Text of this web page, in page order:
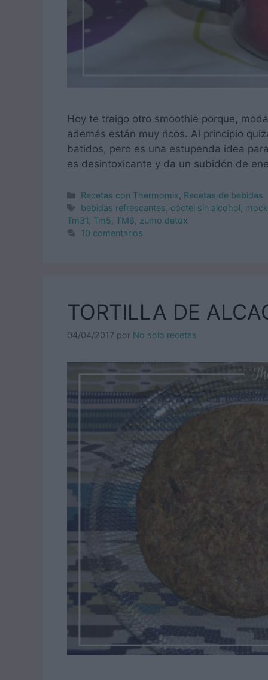
Hoy te traigo otro smoothie porque,
además están muy ricos. Al principio
batidos, pero es una estupenda idea
es desintoxicante y da un subidón de
Categorías
Recetas con Thermomix Recetas de bebidas
Etiquetas
bebidas refrescantes cóctel sin alcohol
Tm31 Tm5 TM6 zumo detox
10 comentarios
TORTILLA DE
04/04/2017 por No solo recetas